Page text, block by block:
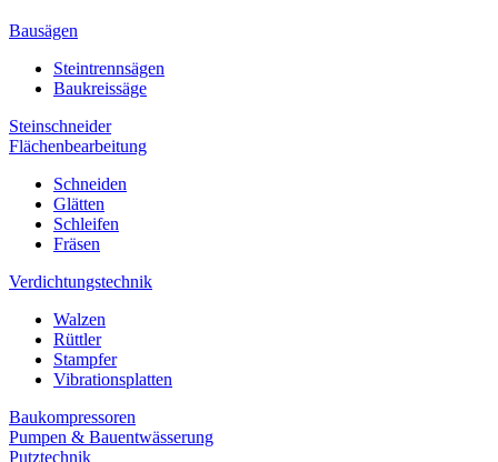
Bausägen
Steintrennsägen
Baukreissäge
Steinschneider
Flächenbearbeitung
Schneiden
Glätten
Schleifen
Fräsen
Verdichtungstechnik
Walzen
Rüttler
Stampfer
Vibrationsplatten
Baukompressoren
Pumpen & Bauentwässerung
Putztechnik